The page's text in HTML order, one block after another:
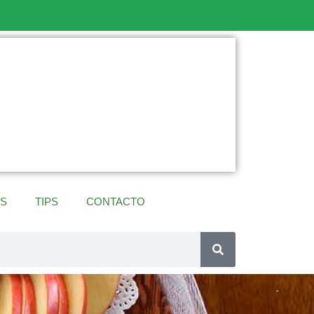
TIPS CONTACTO